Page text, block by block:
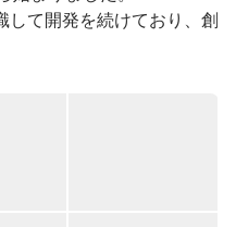
して開発を続けており、創